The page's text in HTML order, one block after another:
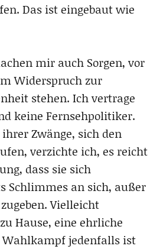
Das ist eingebaut wie
mir auch Sorgen, vor
Widerspruch zur
stehen. Ich vertrage
keine Fernsehpolitiker.
Zwänge, sich den
verzichte ich, es reicht
dass sie sich
Schlimmes an sich, außer
Vielleicht
Hause, eine ehrliche
jedenfalls ist